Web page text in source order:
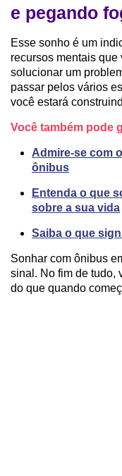
e pegando
Esse sonho é um
recursos mentais
solucionar um
passar pelos vários
você estará
Você também pode
Admire-se com
ônibus
Entenda o que
sobre a sua vida
Saiba o que
Sonhar com ônibus
sinal. No fim de tudo,
do que quando